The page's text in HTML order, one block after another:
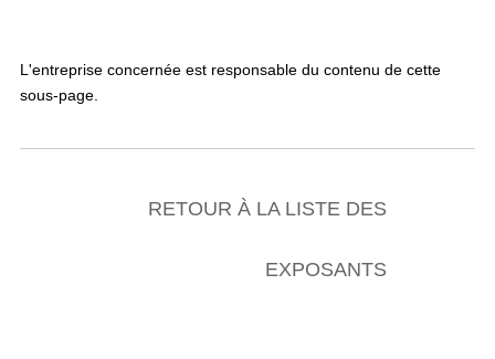
L'entreprise concernée est responsable du contenu de cette
sous-page.
RETOUR À LA LISTE DES
EXPOSANTS